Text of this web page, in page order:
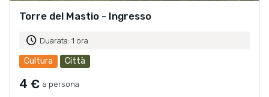
Torre del Mastio - Ingresso
schedule Duarata: 1 ora
Cultura Città
4 € a persona